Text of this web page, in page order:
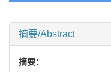
摘要/Abstract
摘要：